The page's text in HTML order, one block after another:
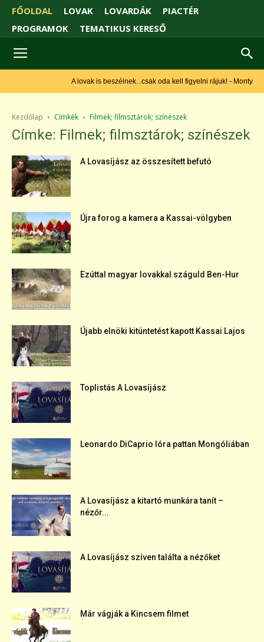
FŐOLDAL LOVAK LOVARDÁK
PIACTÉR
PROGRAMOK
TEMATIKUS KERESŐ
A lovak is beszélnek...csak oda kell figyelni rájuk! - Monty Roberts
Kezdőlap Címkék Filmek; filmsztárok; színészek
Címke: Filmek; filmsztárok; színészek
A Lovasíjász az összesített befutó
Újra forog a kamera a Kassai-völgyben
Ezúttal magyar lovakkal száguld Ben-Hur
Újabb elnöki kitüntetést kapott Kassai Lajos
Toplistás A Lovasíjász
Leonardo DiCaprio lóra pattan Mongóliában
A Lovasíjász a kitartó munkára tanít –
nézőr...
A Lovasíjász szíven találta a nézőket
Már vágják a Kincsem filmet